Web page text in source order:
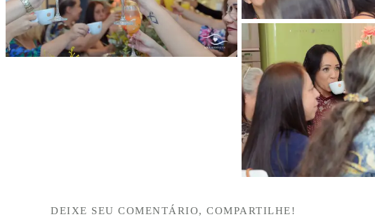
DEIXE SEU COMENTÁRIO, COMPARTILHE!